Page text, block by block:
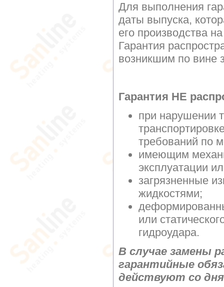
Для выполнения
даты выпуска,
его производства
Гарантия
возникшим по вине
Гарантия НЕ
при нарушении
требований по
имеющим
эксплуатации
загрязненные
жидкостями;
или
гидроудара.
В случае замены
гарантийные
действуют со